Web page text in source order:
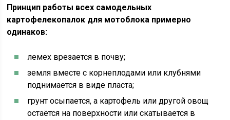
Принцип работы всех самодельных
картофелекопалок для мотоблока примерно
одинаков:
лемех врезается в почву;
земля вместе с корнеплодами или клубнями
поднимается в виде пласта;
грунт осыпается, а картофель или другой овощ
остаётся на поверхности или скатывается в